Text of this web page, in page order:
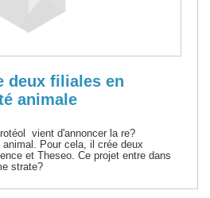
deux filiales en
animale
vient d'annoncer la re?
Pour cela, il crée deux
et Theseo. Ce projet entre dans
strate?